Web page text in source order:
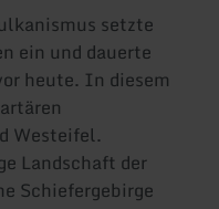
setzte
ein und dauerte
heute. In diesem
Westeifel.
Landschaft der
Schiefergebirge